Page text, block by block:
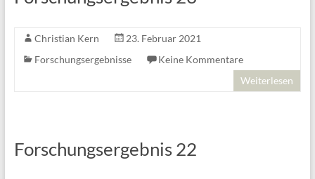
Christian Kern
23. Februar 2021
Forschungsergebnisse
Keine Kommentare
Weiterlesen
Forschungsergebnis 22